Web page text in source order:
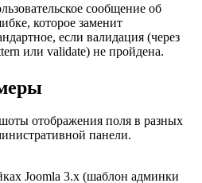
сообщение об
которое заменит
если валидация (через
или validate) не пройдена.
отображения поля в разных
панели.